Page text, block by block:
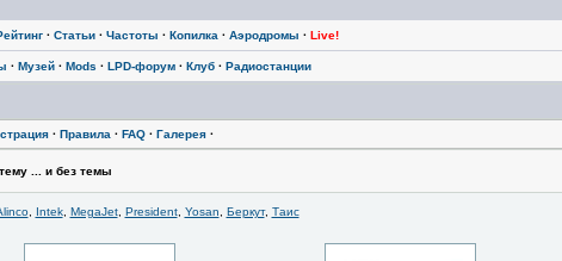
· Статьи· Частоты · Копилка · Аэродромы · Live!
· Музей· Mods · LPD-форум· Клуб· Радиостанции
· Правила · FAQ· Галерея·
... и без темы
, Intek, MegaJet, President, Yosan Беркут, Таис